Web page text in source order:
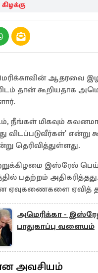
ஆதரவை
தான் கூறியதாக
நீங்கள் மிகவும்
விடப்படுவீர்கள்' என்று
தெரிவித்துள்ளது.
இஸ்ரேல்
பதற்றம்
ஏவுகணைகளை ஏவித்
அமெரிக்கா -
பாதுகாப்பு வளையம்
அவசியம்